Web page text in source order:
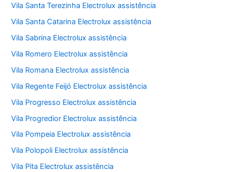
Vila Santa Terezinha Electrolux assistência
Vila Santa Catarina Electrolux assistência
Vila Sabrina Electrolux assistência
Vila Romero Electrolux assistência
Vila Romana Electrolux assistência
Vila Regente Feijó Electrolux assistência
Vila Progresso Electrolux assistência
Vila Progredior Electrolux assistência
Vila Pompeia Electrolux assistência
Vila Polopoli Electrolux assistência
Vila Pita Electrolux assistência